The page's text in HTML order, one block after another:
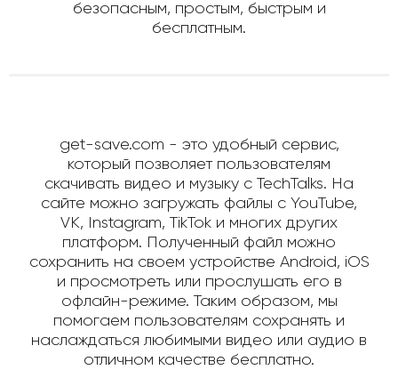
безопасным, простым, быстрым и
бесплатным.
get-save.com - это удобный сервис,
который позволяет пользователям
скачивать видео и музыку с TechTalks. На
сайте можно загружать файлы с YouTube,
VK, Instagram, TikTok и многих других
платформ. Полученный файл можно
сохранить на своем устройстве Android, iOS
и просмотреть или прослушать его в
офлайн-режиме. Таким образом, мы
помогаем пользователям сохранять и
наслаждаться любимыми видео или аудио в
отличном качестве бесплатно.